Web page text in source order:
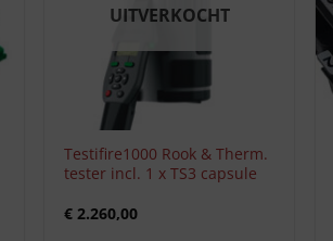
UITVERKOCHT
Testifire1000 Rook & Therm.
tester incl. 1 x TS3 capsule
€2.260,00